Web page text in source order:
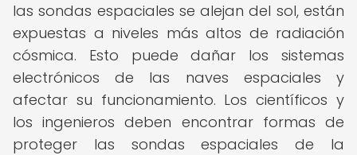
las sondas espaciales se alejan del sol, están
expuestas a niveles más altos de radiación
cósmica. Esto puede dañar los sistemas
electrónicos de las naves espaciales y
afectar su funcionamiento. Los científicos y
los ingenieros deben encontrar formas de
proteger las sondas espaciales de la